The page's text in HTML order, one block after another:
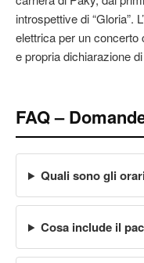
introspettive di “Gloria”.
elettrica per un
e propria dichiarazione
FAQ –
Quali sono gli
Cosa include il